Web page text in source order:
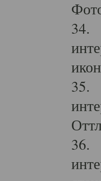
34.
35.
36.